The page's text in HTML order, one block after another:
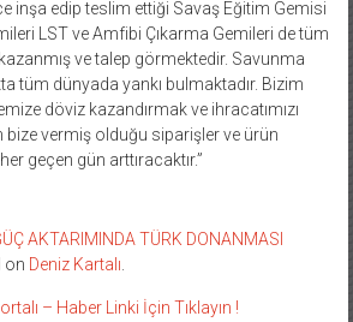
inşa edip teslim ettiği Savaş Eğitim Gemisi
LST ve Amfibi Çıkarma Gemileri de tüm
ve talep görmektedir. Savunma
tüm dünyada yankı bulmaktadır. Bizim
döviz kazandırmak ve ihracatımızı
bize vermiş olduğu siparişler ve ürün
geçen gün arttıracaktır.”
AKTARIMINDA TÜRK DONANMASI
on Deniz Kartalı.
– Haber Linki İçin Tıklayın !